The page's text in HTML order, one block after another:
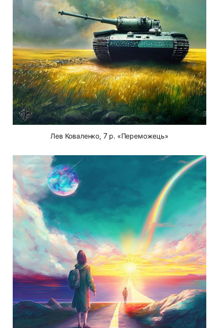
Лев Коваленко, 7 р. «Переможець»